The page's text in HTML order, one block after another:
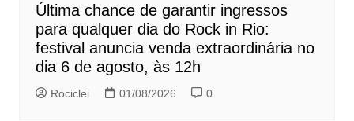
Última chance de garantir ingressos
para qualquer dia do Rock in Rio:
festival anuncia venda extraordinária no
dia 6 de agosto, às 12h
Rociclei 01/08/2026 0